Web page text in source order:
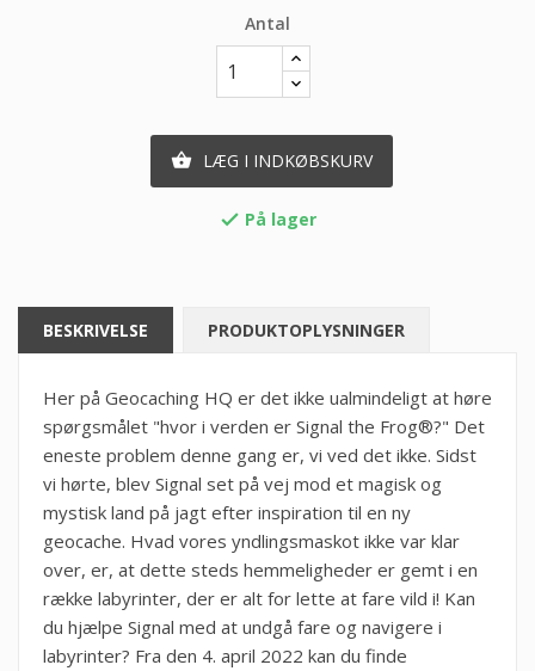
Antal
 LÆG I INDKØBSKURV
 På lager
BESKRIVELSE PRODUKTOPLYSNINGER
Her på Geocaching HQ er det ikke ualmindeligt at høre
spørgsmålet "hvor i verden er Signal the Frog®?" Det
eneste problem denne gang er, vi ved det ikke. Sidst
vi hørte, blev Signal set på vej mod et magisk og
mystisk land på jagt efter inspiration til en ny
geocache. Hvad vores yndlingsmaskot ikke var klar
over, er, at dette steds hemmeligheder er gemt i en
række labyrinter, der er alt for lette at fare vild i! Kan
du hjælpe Signal med at undgå fare og navigere i
labyrinter? Fra den 4. april 2022 kan du finde